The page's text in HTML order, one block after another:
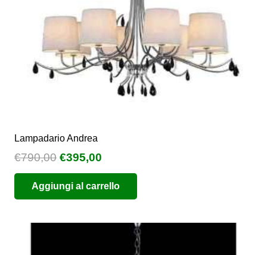
Lampadario Andrea
€790,00 Il
prezzo
originale
era:
€395,00
prezzo
attuale
è:
Aggiungi al carrello